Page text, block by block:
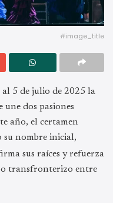
#image_title
5 de julio de 2025 la
une dos pasiones
año, el certamen
su nombre inicial,
sus raíces y refuerza
transfronterizo entre